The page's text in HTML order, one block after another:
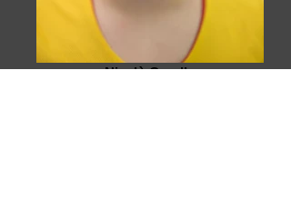
Nicolò Carullo